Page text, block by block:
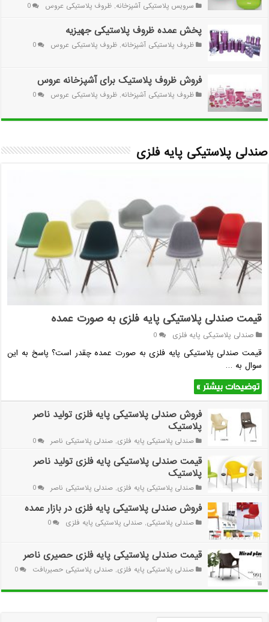
سرویس پلاستیکی آشپزخانه,ظروف پلاستیکی عروس 0
پخش عمده ظروف پلاستیکی جهیزیه
ظروف پلاستیکی آشپزخانه,ظروف پلاستیکی عروس 0
فروش ظروف پلاستیک برای آشپزخانه عروس
ظروف پلاستیکی آشپزخانه,ظروف پلاستیکی عروس 0
صندلی پلاستیکی پایه فلزی
قیمت صندلی پلاستیکی پایه فلزی به صورت عمده
صندلی پلاستیکی پایه فلزی 0
قیمت صندلی پلاستیکی پایه فلزی به صورت عمده چقدر است؟ پاسخ به این
سوال به …
توضیحات بیشتر »
فروش صندلی پلاستیکی پایه فلزی تولید ناصر
پلاستیک
صندلی پلاستیکی پایه فلزی,صندلی پلاستیکی ناصر 0
قیمت صندلی پلاستیکی پایه فلزی تولید ناصر
پلاستیک
صندلی پلاستیکی پایه فلزی,صندلی پلاستیکی ناصر 0
فروش صندلی پلاستیکی پایه فلزی در بازار عمده
صندلی پلاستیکی,صندلی پلاستیکی پایه فلزی 0
قیمت صندلی پلاستیکی پایه فلزی حصیری ناصر
صندلی پلاستیکی پایه فلزی,صندلی پلاستیکی حصیربافت 0